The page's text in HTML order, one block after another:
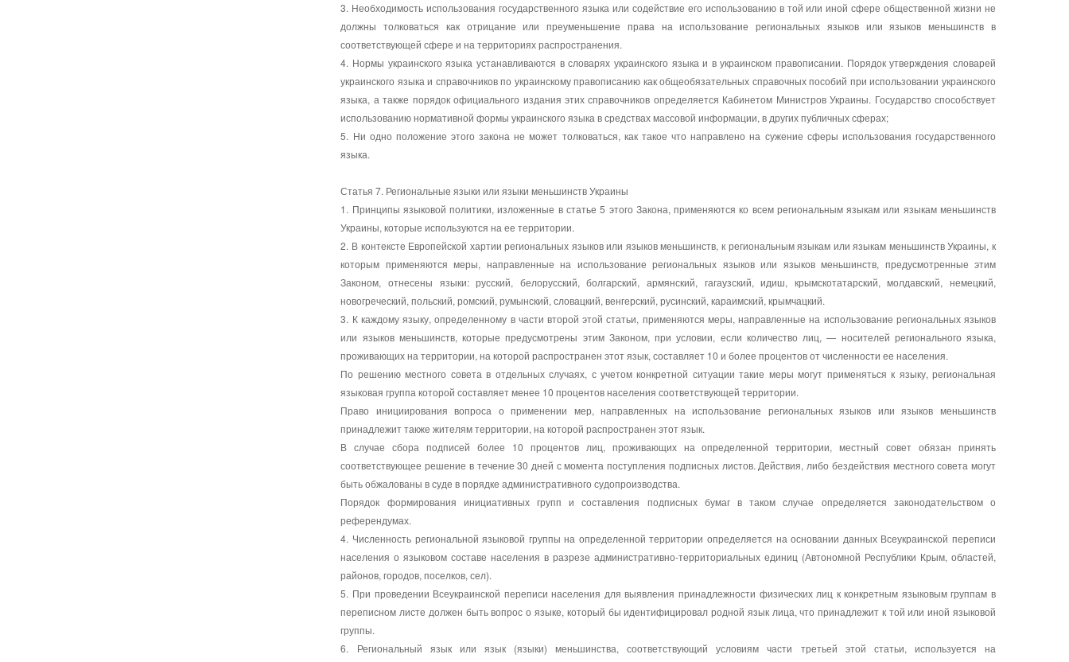
3. Необходимость использования государственного языка или содействие его использованию в той или иной сфере общественной жизни не
должны толковаться как отрицание или преуменьшение права на использование региональных языков или языков меньшинств в
соответствующей сфере и на территориях распространения.
4. Нормы украинского языка устанавливаются в словарях украинского языка и в украинском правописании. Порядок утверждения словарей
украинского языка и справочников по украинскому правописанию как общеобязательных справочных пособий при использовании украинского
языка, а также порядок официального издания этих справочников определяется Кабинетом Министров Украины. Государство способствует
использованию нормативной формы украинского языка в средствах массовой информации, в других публичных сферах;
5. Ни одно положение этого закона не может толковаться, как такое что направлено на сужение сферы использования государственного
языка.
Статья 7. Региональные языки или языки меньшинств Украины
1. Принципы языковой политики, изложенные в статье 5 этого Закона, применяются ко всем региональным языкам или языкам меньшинств
Украины, которые используются на ее территории.
2. В контексте Европейской хартии региональных языков или языков меньшинств, к региональным языкам или языкам меньшинств Украины, к
которым применяются меры, направленные на использование региональных языков или языков меньшинств, предусмотренные этим
Законом, отнесены языки: русский, белорусский, болгарский, армянский, гагаузский, идиш, крымскотатарский, молдавский, немецкий,
новогреческий, польский, ромский, румынский, словацкий, венгерский, русинский, караимский, крымчацкий.
3. К каждому языку, определенному в части второй этой статьи, применяются меры, направленные на использование региональных языков
или языков меньшинств, которые предусмотрены этим Законом, при условии, если количество лиц, — носителей регионального языка,
проживающих на территории, на которой распространен этот язык, составляет 10 и более процентов от численности ее населения.
По решению местного совета в отдельных случаях, с учетом конкретной ситуации такие меры могут применяться к языку, региональная
языковая группа которой составляет менее 10 процентов населения соответствующей территории.
Право инициирования вопроса о применении мер, направленных на использование региональных языков или языков меньшинств
принадлежит также жителям территории, на которой распространен этот язык.
В случае сбора подписей более 10 процентов лиц, проживающих на определенной территории, местный совет обязан принять
соответствующее решение в течение 30 дней с момента поступления подписных листов. Действия, либо бездействия местного совета могут
быть обжалованы в суде в порядке административного судопроизводства.
Порядок формирования инициативных групп и составления подписных бумаг в таком случае определяется законодательством о
референдумах.
4. Численность региональной языковой группы на определенной территории определяется на основании данных Всеукраинской переписи
населения о языковом составе населения в разрезе административно-территориальных единиц (Автономной Республики Крым, областей,
районов, городов, поселков, сел).
5. При проведении Всеукраинской переписи населения для выявления принадлежности физических лиц к конкретным языковым группам в
переписном листе должен быть вопрос о языке, который бы идентифицировал родной язык лица, что принадлежит к той или иной языковой
группы.
6. Региональный язык или язык (языки) меньшинства, соответствующий условиям части третьей этой статьи, используется на